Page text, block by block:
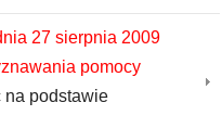
27 sierpnia 2009
pomocy
na podstawie